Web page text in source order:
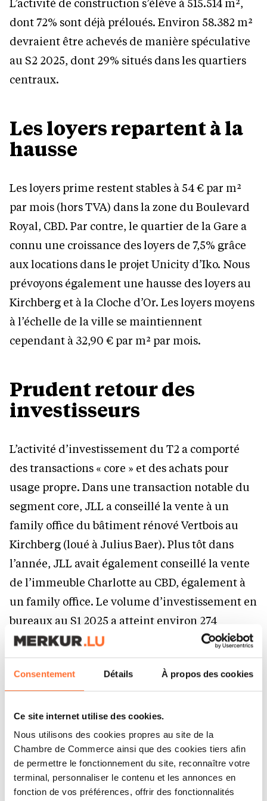
Consentement Détails À propos des cookies
Ce site internet utilise des cookies.
Nous utilisons des cookies propres au site de la
Chambre de Commerce ainsi que des cookies tiers afin
de permettre le fonctionnement du site, reconnaître votre
terminal, personnaliser le contenu et les annonces en
fonction de vos préférences, offrir des fonctionnalités
L’activité de construction s’élève à 515.514 m²,
dont 72% sont déjà préloués. Environ 58.382 m²
devraient être achevés de manière spéculative
au S2 2025, dont 29% situés dans les quartiers
centraux.
Les loyers repartent à la
hausse
Les loyers prime restent stables à 54 € par m²
par mois (hors TVA) dans la zone du Boulevard
Royal, CBD. Par contre, le quartier de la Gare a
connu une croissance des loyers de 7,5% grâce
aux locations dans le projet Unicity d’Iko. Nous
prévoyons également une hausse des loyers au
Kirchberg et à la Cloche d’Or. Les loyers moyens
à l’échelle de la ville se maintiennent
cependant à 32,90 € par m² par mois.
Prudent retour des
investisseurs
L’activité d’investissement du T2 a comporté
des transactions « core » et des achats pour
usage propre. Dans une transaction notable du
segment core, JLL a conseillé la vente à un
family office du bâtiment rénové Vertbois au
Kirchberg (loué à Julius Baer). Plus tôt dans
l’année, JLL avait également conseillé la vente
de l’immeuble Charlotte au CBD, également à
un family office. Le volume d’investissement en
bureaux au S1 2025 a atteint environ 274
millions d’euros, dépassant substantiellement
les 193 millions d’euros enregistrés au S1 2024.
Nous observons un prudent retour des
vers une reprise.
Les rendements prime des bureaux restent
inchangés par rapport au T1 à 4,50%.